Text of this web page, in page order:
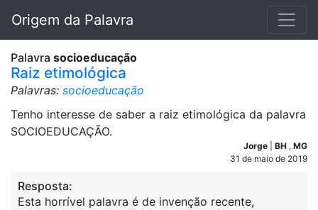
Origem da Palavra
Palavra socioeducação
Raiz etimológica
Palavras: socioeducação
Tenho interesse de saber a raiz etimológica da palavra
SOCIOEDUCAÇÃO.
Jorge BH , MG
31 de maio de 2019
Resposta:
Esta horrível palavra é de invenção recente,